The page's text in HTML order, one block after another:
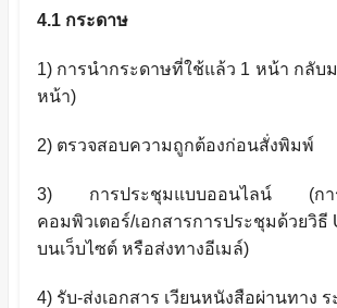
4.1 กระดาษ
1) การนำกระดาษที่ใช้แล้ว 1 หน้า กลับ
หน้า)
2) ตรวจสอบความถูกต้องก่อนสั่งพิมพ์
3) การประชุมแบบออนไลน์ (กา
คอมพิวเตอร์/เอกสารการประชุมด้วยวิธี
บนเว็บไซต์ หรือส่งทางอีเมล์)
4) รับ-ส่งเอกสาร เวียนหนังสือผ่านทาง ร